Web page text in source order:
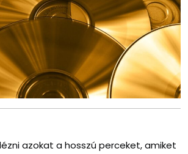
azokat a hosszú perceket, amiket